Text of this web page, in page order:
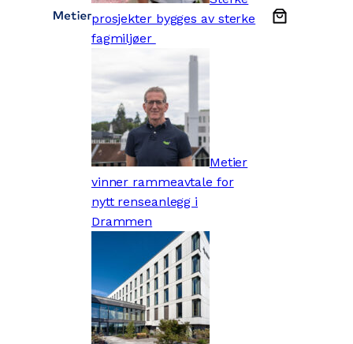
prosjekter bygges av sterke
fagmiljøer
Metier
vinner rammeavtale for
nytt renseanlegg i
Drammen